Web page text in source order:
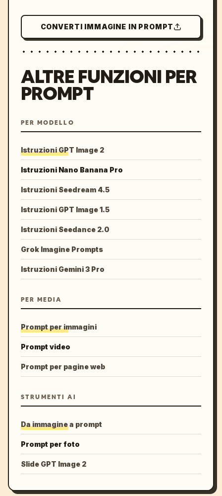
CONVERTI IMMAGINE IN PROMPT
ALTRE FUNZIONI PER
PROMPT
PER MODELLO
Istruzioni GPT Image 2
Istruzioni Nano Banana Pro
Istruzioni Seedream 4.5
Istruzioni GPT Image 1.5
Istruzioni Seedance 2.0
Grok Imagine Prompts
Istruzioni Gemini 3 Pro
PER MEDIA
Prompt per immagini
Prompt video
Prompt per pagine web
STRUMENTI AI
Da immagine a prompt
Prompt per foto
Slide GPT Image 2